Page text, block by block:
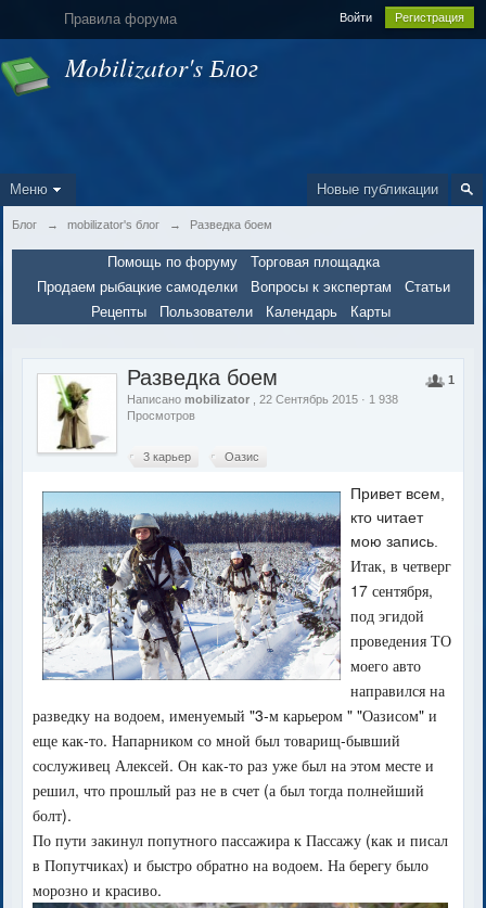
Правила форума Войти Регистрация
Mobilizator's Блог
Новые публикации
Меню
Блог → mobilizator's блог → Разведка боем
Помощь по форуму
Торговая площадка
Продаем рыбацкие самоделки
Вопросы к экспертам
Статьи
Рецепты
Пользователи Календарь Карты
1
Разведка боем
Написаноmobilizator
, 22 Сентябрь 2015 · 1 938
Просмотров
3 карьер Оазис
Привет всем,
кто читает
мою запись.
Итак, в четверг
17 сентября,
под эгидой
проведения ТО
моего авто
направился на
разведку на водоем, именуемый "3-м карьером " "Оазисом" и
еще как-то. Напарником со мной был товарищ-бывший
сослуживец Алексей. Он как-то раз уже был на этом месте и
решил, что прошлый раз не в счет (а был тогда полнейший
болт).
По пути закинул попутного пассажира к Пассажу (как и писал
в Попутчиках) и быстро обратно на водоем. На берегу было
морозно и красиво.